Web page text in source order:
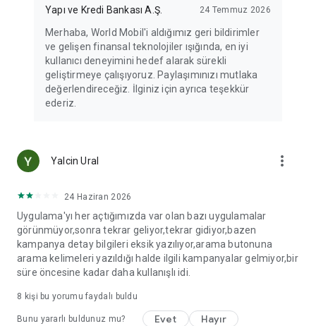
Yapı ve Kredi Bankası A.Ş. 24 Temmuz 2026
Merhaba, World Mobil'i aldığımız geri bildirimler
ve gelişen finansal teknolojiler ışığında, en iyi
kullanıcı deneyimini hedef alarak sürekli
geliştirmeye çalışıyoruz. Paylaşımınızı mutlaka
değerlendireceğiz. İlginiz için ayrıca teşekkür
ederiz.
Yalcin Ural more_vert
24 Haziran 2026
Uygulama'yı her açtığımızda var olan bazı uygulamalar
görünmüyor,sonra tekrar geliyor,tekrar gidiyor,bazen
kampanya detay bilgileri eksik yazılıyor,arama butonuna
arama kelimeleri yazıldığı halde ilgili kampanyalar gelmiyor,bir
süre öncesine kadar daha kullanışlı idi.
8 kişi bu yorumu faydalı buldu
Bunu yararlı buldunuz mu? Evet Hayır